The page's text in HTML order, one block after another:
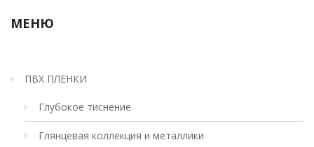
МЕНЮ
ПВХ ПЛЕНКИ
Глубокое тиснение
Глянцевая коллекция и металлики